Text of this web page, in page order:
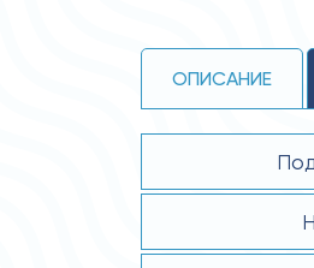
ОПИСАНИЕ